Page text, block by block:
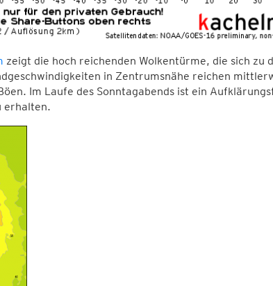
zeigt die hoch reichenden Wolkentürme, die sich zu
in Zentrumsnähe reichen
Im Laufe des Sonntagabends ist ein
erhalten.